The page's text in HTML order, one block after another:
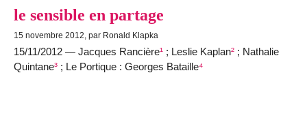
le sensible en partage
15 novembre 2012, par Ronald Klapka
15/11/2012 — Jacques Rancière¹ ; Leslie Kaplan² ; Nathalie
Quintane³ ; Le Portique : Georges Bataille⁴